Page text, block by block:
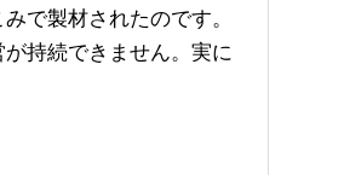
で製材されたのです。
持続できません。実に